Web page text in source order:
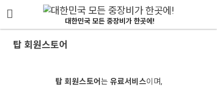
메뉴 건너뛰기
대한민국 모든 중장비가 한곳에!
탑 회원스토어
탑 회원스토어 는 유료서비스이며,